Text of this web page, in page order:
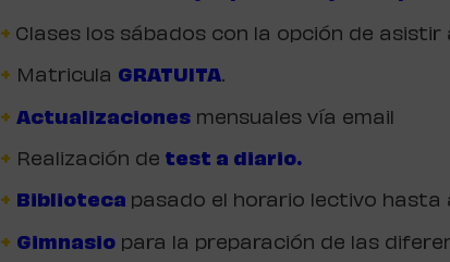
+ Clases los sábados con la opción de
+ Matricula GRATUITA.
+ Actualizaciones mensuales vía email
+ Realización de test a diario.
+ Biblioteca pasado el horario lectivo hasta
+ Gimnasio para la preparación de las